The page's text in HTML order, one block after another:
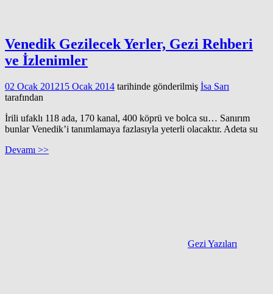
Venedik Gezilecek Yerler, Gezi Rehberi
ve İzlenimler
02 Ocak 201215 Ocak 2014 tarihinde gönderilmiş İsa Sarı
tarafından
İrili ufaklı 118 ada, 170 kanal, 400 köprü ve bolca su… Sanırım
bunlar Venedik’i tanımlamaya fazlasıyla yeterli olacaktır. Adeta su
Devamı >>
Gezi Yazıları